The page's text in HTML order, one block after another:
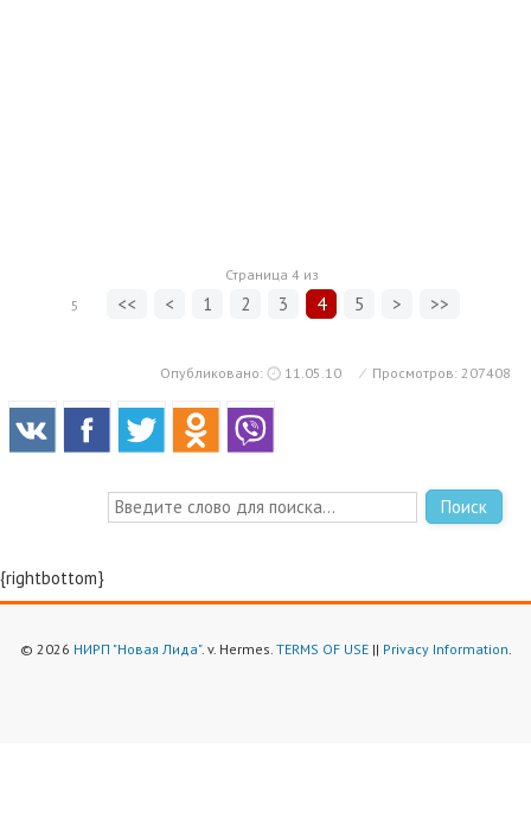
Страница 4из
5
<< < 1 2 3 4 5 > >>
Опубликовано: 11.05.10 ⁄ Просмотров: 207408
Поиск
{rightbottom}
© 2026 НИРП "Новая Лида". v. Hermes. TERMS OF USE|| Privacy Information.